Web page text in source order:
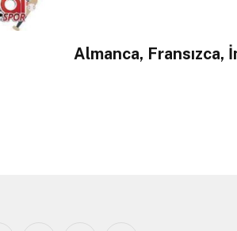
Almanca, Fransızca,